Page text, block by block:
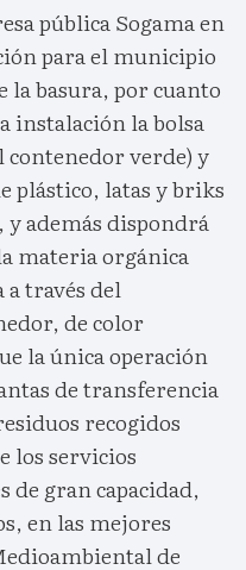
pública Sogama en
para el municipio
basura, por cuanto
la bolsa
contenedor verde) y
plástico, latas y briks
además dispondrá
materia orgánica
través del
de color
la única operación
de transferencia
recogidos
los servicios
de gran capacidad,
en las mejores
de